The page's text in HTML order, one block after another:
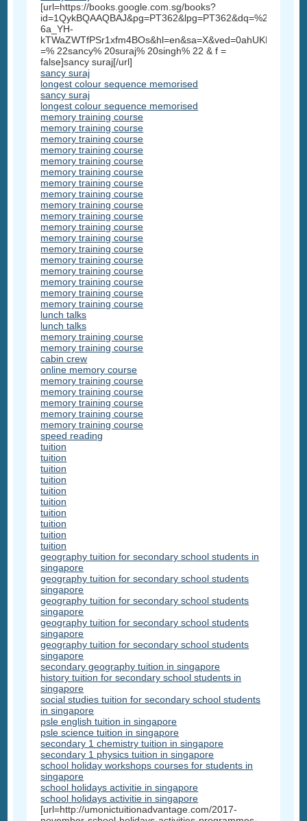
[url=https://books.google.com.sg/books?
6a_YH-
=% 22sancy% 20suraj% 20singh% 22 & f =
false]sancy suraj[/url]
sancy suraj
longest colour sequence memorised
sancy suraj
longest colour sequence memorised
memory training course
memory training course
memory training course
memory training course
memory training course
memory training course
memory training course
memory training course
memory training course
memory training course
memory training course
memory training course
memory training course
memory training course
memory training course
memory training course
memory training course
memory training course
lunch talks
lunch talks
memory training course
memory training course
cabin crew
online memory course
memory training course
memory training course
memory training course
memory training course
memory training course
speed reading
tuition
tuition
tuition
tuition
tuition
tuition
tuition
tuition
tuition
tuition
geography tuition for secondary school students in
singapore
geography tuition for secondary school students
singapore
geography tuition for secondary school students
singapore
geography tuition for secondary school students
singapore
geography tuition for secondary school students
singapore
secondary geography tuition in singapore
history tuition for secondary school students in
singapore
social studies tuition for secondary school students
in singapore
psle english tuition in singapore
psle science tuition in singapore
secondary 1 chemistry tuition in singapore
secondary 1 physics tuition in singapore
school holiday workshops courses for students in
singapore
school holidays activitie in singapore
school holidays activitie in singapore
[url=http://umonictuitionadvantage.com/2017-